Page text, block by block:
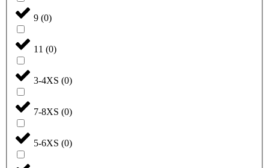
9 (0)
11 (0)
3-4XS (0)
7-8XS (0)
5-6XS (0)